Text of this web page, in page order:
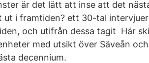
är det lätt att inse att det
ut i framtiden? ett 30-tal
och utifrån dessa tagit Här
med utsikt över Säveån
decennium.